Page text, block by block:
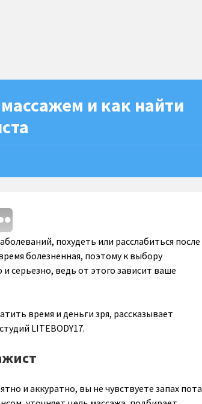
и как найти
похудеть или расслабиться после
болезненная, поэтому к выбору
серьезно, ведь от этого зависит ваше
время и деньги зря, рассказывает
LITEBODY17.
и аккуратно, вы не чувствуете запах пота